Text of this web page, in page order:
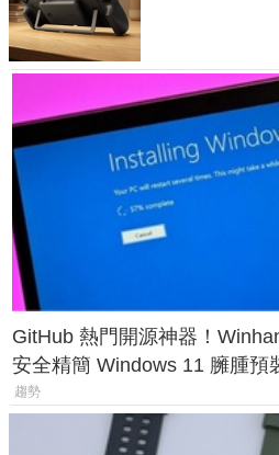
GitHub 熱門開源神器！
安全精簡 Windows 11 臃腫預
後台追蹤
趨勢